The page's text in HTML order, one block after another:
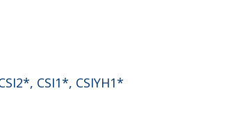
CSI1*, CSIYH1*